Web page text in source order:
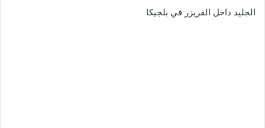
الجليد داخل الفريزر في بلجيكا